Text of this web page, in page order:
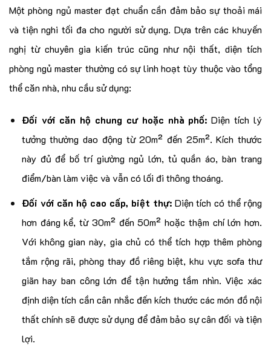
Một phòng ngủ master đạt chuẩn cần đảm bảo sự thoải mái
và tiện nghi tối đa cho người sử dụng. Dựa trên các khuyến
nghị từ chuyên gia kiến trúc cũng như nội thất, diện tích
phòng ngủ master thường có sự linh hoạt tùy thuộc vào tổng
thể căn nhà, nhu cầu sử dụng:
Đối với căn hộ chung cư hoặc nhà phố: Diện tích lý
tưởng thường dao động từ 20m² đến 25m². Kích thước
này đủ để bố trí giường ngủ lớn, tủ quần áo, bàn trang
điểm/bàn làm việc và vẫn có lối đi thông thoáng.
Đối với căn hộ cao cấp, biệt thự:Diện tích có thể rộng
hơn đáng kể, từ 30m² đến 50m² hoặc thậm chí lớn hơn.
Với không gian này, gia chủ có thể tích hợp thêm phòng
tắm rộng rãi, phòng thay đồ riêng biệt, khu vực sofa thư
giãn hay ban công lớn để tận hưởng tầm nhìn. Việc xác
định diện tích cần cân nhắc đến kích thước các món đồ nội
thất chính sẽ được sử dụng để đảm bảo sự cân đối và tiện
lợi.